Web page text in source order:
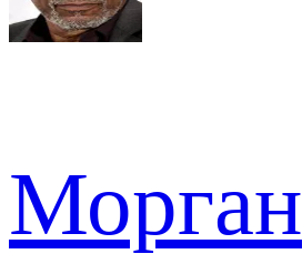
Морган